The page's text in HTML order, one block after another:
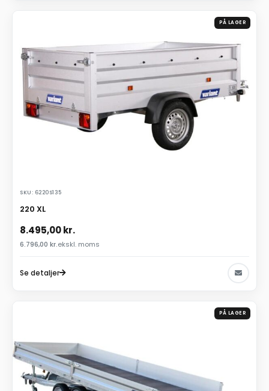
PÅ LAGER
SKU: 6220S135
220 XL
8.495,00kr.
6.796,00 kr.ekskl. moms
Se detaljer
PÅ LAGER